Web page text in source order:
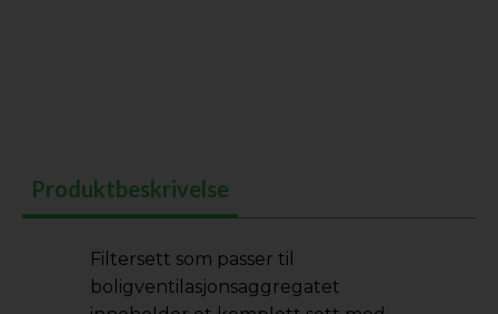
Produktbeskrivelse
Filtersett som passer til
boligventilasjonsaggregatet